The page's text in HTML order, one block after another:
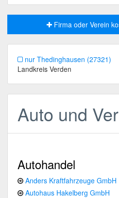
VeranstaltungenFirma oder Verein
nur Thedinghausen (27321)
Landkreis Verden
Auto und
Autohandel
Anders Kraftfahrzeuge GmbH
Autohaus Hakelberg GmbH